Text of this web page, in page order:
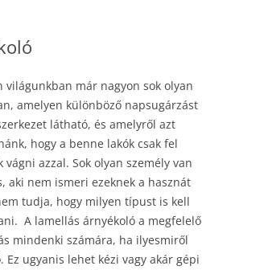
világunkban már nagyon sok olyan
amelyen különböző napsugárzást
látható, és amelyről azt
hogy a benne lakók csak fel
vágni azzal. Sok olyan személy van
aki nem ismeri ezeknek a hasznát
tudja, hogy milyen típust is kell
A lamellás árnyékoló a megfelelő
mindenki számára, ha ilyesmiről
Ez ugyanis lehet kézi vagy akár gépi